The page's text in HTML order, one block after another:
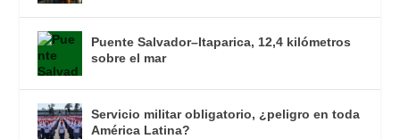
Puente Salvador–Itaparica, 12,4 kilómetros
sobre el mar
Servicio militar obligatorio, ¿peligro en toda
América Latina?